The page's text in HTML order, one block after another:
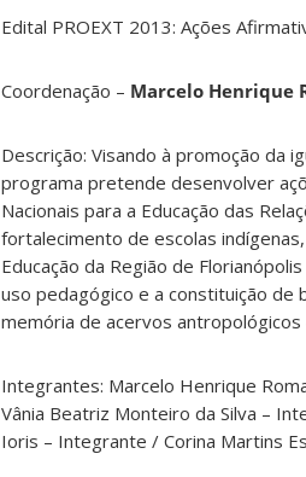
Edital PROEXT 2013: Ações
Coordenação – Marcelo Henrique
Descrição: Visando à promoção da
programa pretende desenvolver
Nacionais para a Educação das
fortalecimento de escolas
Educação da Região de
uso pedagógico e a constituição de
memória de acervos
Integrantes: Marcelo Henrique
Vânia Beatriz Monteiro da Silva –
Ioris – Integrante / Corina Martins